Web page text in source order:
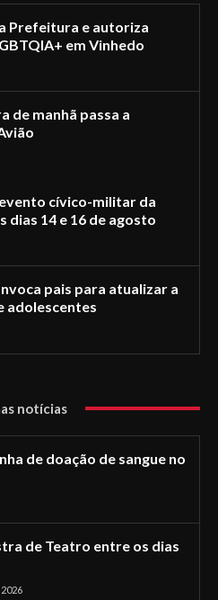
Prefeitura e autoriza
em Vinhedo
de manhã passa a
cívico-militar da
dias 14 e 16 de agosto
pais para atualizar a
adolescentes
notícias
de doação de sangue no
de Teatro entre os dias